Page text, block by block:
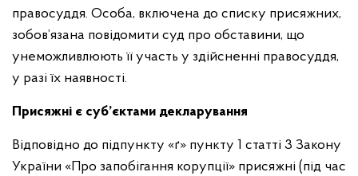
правосуддя. Особа, включена до списку присяжних,
зобов’язана повідомити суд про обставини, що
унеможливлюють її участь у здійсненні правосуддя,
у разі їх наявності.
Присяжні є суб’єктами декларування
Відповідно до підпункту «ґ» пункту 1 статті 3 Закону
України «Про запобігання корупції» присяжні (під час